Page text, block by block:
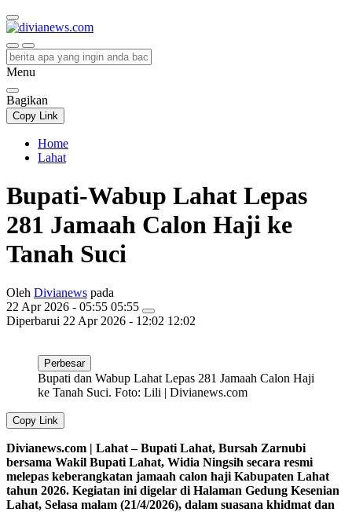
divianews.com
Menu
Bagikan
Copy Link
Home
Lahat
Bupati-Wabup Lahat Lepas
281 Jamaah Calon Haji ke
Tanah Suci
Oleh Divianews pada
22 Apr 2026 - 05:55 05:55
Diperbarui 22 Apr 2026 - 12:02 12:02
Perbesar
Bupati dan Wabup Lahat Lepas 281 Jamaah Calon Haji
ke Tanah Suci. Foto: Lili | Divianews.com
Copy Link
Divianews.com | Lahat – Bupati Lahat, Bursah Zarnubi
bersama Wakil Bupati Lahat, Widia Ningsih secara resmi
melepas keberangkatan jamaah calon haji Kabupaten Lahat
tahun 2026. Kegiatan ini digelar di Halaman Gedung Kesenian
Lahat, Selasa malam (21/4/2026), dalam suasana khidmat dan